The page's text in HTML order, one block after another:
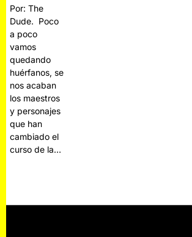
Por: The
Dude. Poco
a poco
vamos
quedando
huérfanos, se
nos acaban
los maestros
y personajes
que han
cambiado el
curso de la…